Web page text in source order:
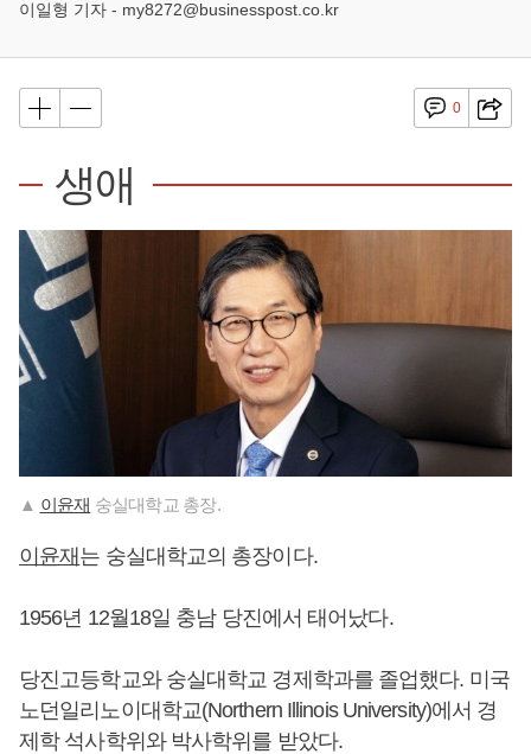
이일형 기자 - my8272@businesspost.co.kr
0
생애
▲ 이윤재 숭실대학교 총장.
이윤재 는 숭실대학교의 총장이다.
1956년 12월18일 충남 당진에서 태어났다.
당진고등학교와 숭실대학교 경제학과를 졸업했다. 미국
노던일리노이대학교(Northern Illinois University)에서 경
제학 석사학위와 박사학위를 받았다.